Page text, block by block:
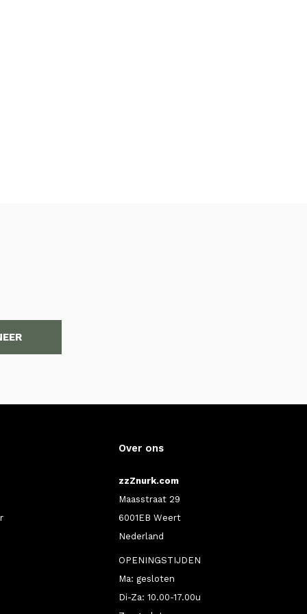
Over ons
zzZnurk.com
Maasstraat 29
6001EB Weert
Nederland
OPENINGSTIJDEN
Ma: gesloten
Di-Za: 10.00-17.00u